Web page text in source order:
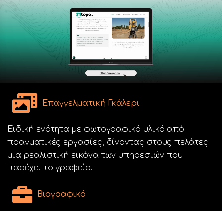
Επαγγελματική Γκάλερι
Ειδική ενότητα με φωτογραφικό υλικό από
πραγματικές εργασίες, δίνοντας στους πελάτες
μια ρεαλιστική εικόνα των υπηρεσιών που
παρέχει το γραφείο.
Βιογραφικό